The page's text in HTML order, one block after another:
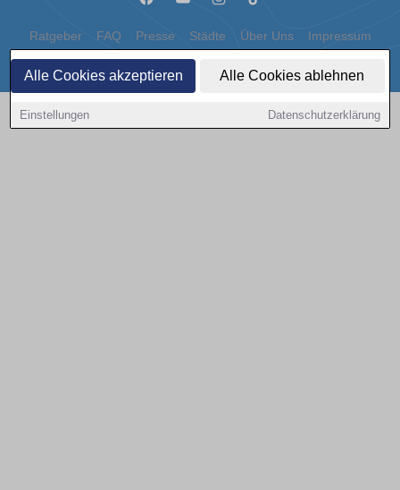
Alle Cookies akzeptieren Alle Cookies ablehnen
Einstellungen Datenschutzerklärung
Ratgeber FAQ Presse Städte Über Uns Impressum
Datenschutz Cookies
Copyright © 2000 - 2026 | 1A Infosysteme GmbH | Content by: 1a-sites-autos